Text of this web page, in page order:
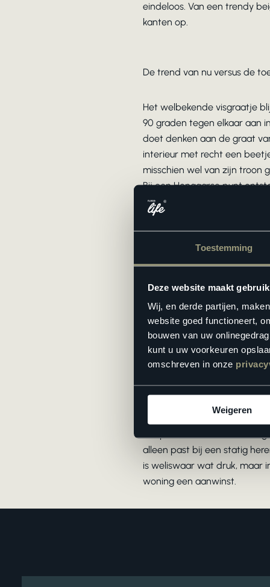
Toestemming
Deze website maakt
Wij, en derde partijen,
website goed functioneert,
bouwen van uw
kunt u uw voorkeuren
omschreven in onze
Weigeren
eindeloos. Van een trendy
kanten op.
De trend van nu versus de
Het welbekende visgraatje
90 graden tegen elkaar aan
doet denken aan de graat
interieur met recht een
misschien wel van zijn troon
Bij een Hongaarse punt
Een industriële touch
De echte betontegel
en kil aanvoelt en niet zo
charme van een
zijnbetonlook tegelsvan pvc
zelf te plaatsen en voelen
Een ware eyecatcher
Misschien wel de minst
alleen past bij een statig
is weliswaar wat druk, maar
woning een aanwinst.